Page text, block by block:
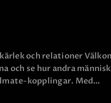
och relationer
och se hur andra
kopplingar. Med…